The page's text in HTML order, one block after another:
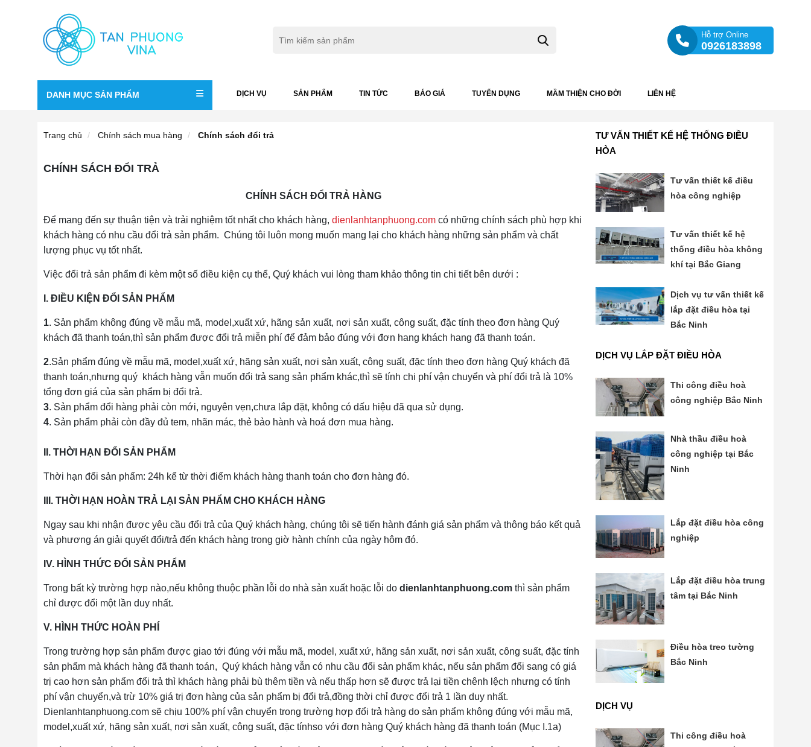
Hỗ trợ Online
0926183898
DANH MỤC SẢN PHẨM DỊCH VỤ SẢN PHẨM TIN TỨC BÁO GIÁ TUYỂN DỤNG MẦM THIỆN CHO ĐỜI LIÊN HỆ
Trang chủ Chính sách mua hàng Chính sách đổi trả
CHÍNH SÁCH ĐỔI TRẢ
CHÍNH SÁCH ĐỔI TRẢ HÀNG
Để mang đến sự thuận tiện và trải nghiệm tốt nhất cho khách hàng, dienlanhtanphuong.com có những chính sách phù hợp khi
khách hàng có nhu cầu đổi trả sản phẩm. Chúng tôi luôn mong muốn mang lại cho khách hàng những sản phẩm và chất
lượng phục vụ tốt nhất.
Việc đổi trả sản phẩm đi kèm một số điều kiện cụ thể, Quý khách vui lòng tham khảo thông tin chi tiết bên dưới :
I. ĐIỀU KIỆN ĐỔI SẢN PHẨM
1. Sản phẩm không đúng về mẫu mã, model,xuất xứ, hãng sản xuất, nơi sản xuất, công suất, đặc tính theo đơn hàng Quý
khách đã thanh toán,thì sản phẩm được đổi trả miễn phí để đảm bảo đúng với đơn hang khách hang đã thanh toán.
2.Sản phẩm đúng về mẫu mã, model,xuất xứ, hãng sản xuất, nơi sản xuất, công suất, đặc tính theo đơn hàng Quý khách đã
thanh toán,nhưng quý khách hàng vẫn muốn đổi trả sang sản phẩm khác,thì sẽ tính chi phí vận chuyển và phí đổi trả là 10%
tổng đơn giá của sản phẩm bị đổi trả.
3. Sản phẩm đổi hàng phải còn mới, nguyên vẹn,chưa lắp đặt, không có dấu hiệu đã qua sử dụng.
4. Sản phẩm phải còn đầy đủ tem, nhãn mác, thẻ bảo hành và hoá đơn mua hàng.
II. THỜI HẠN ĐỔI SẢN PHẨM
Thời hạn đổi sản phẩm: 24h kể từ thời điểm khách hàng thanh toán cho đơn hàng đó.
III. THỜI HẠN HOÀN TRẢ LẠI SẢN PHẨM CHO KHÁCH HÀNG
Ngay sau khi nhận được yêu cầu đổi trả của Quý khách hàng, chúng tôi sẽ tiến hành đánh giá sản phẩm và thông báo kết quả
và phương án giải quyết đổi/trả đến khách hàng trong giờ hành chính của ngày hôm đó.
IV. HÌNH THỨC ĐỔI SẢN PHẨM
Trong bất kỳ trường hợp nào,nếu không thuộc phần lỗi do nhà sản xuất hoặc lỗi do dienlanhtanphuong.com thì sản phẩm
chỉ được đổi một lần duy nhất.
V. HÌNH THỨC HOÀN PHÍ
Trong trường hợp sản phẩm được giao tới đúng với mẫu mã, model, xuất xứ, hãng sản xuất, nơi sản xuất, công suất, đặc tính
sản phẩm mà khách hàng đã thanh toán, Quý khách hàng vẫn có nhu cầu đổi sản phẩm khác, nếu sản phẩm đổi sang có giá
trị cao hơn sản phẩm đổi trả thì khách hàng phải bù thêm tiền và nếu thấp hơn sẽ được trả lại tiền chênh lệch nhưng có tính
phí vận chuyển,và trừ 10% giá trị đơn hàng của sản phẩm bị đổi trả,đồng thời chỉ được đổi trả 1 lần duy nhất.
Dienlanhtanphuong.com sẽ chịu 100% phí vận chuyển trong trường hợp đổi trả hàng do sản phẩm không đúng với mẫu mã,
model,xuất xứ, hãng sản xuất, nơi sản xuất, công suất, đặc tínhso với đơn hàng Quý khách hàng đã thanh toán (Mục I.1a)
TƯ VẤN THIẾT KẾ HỆ THỐNG ĐIỀU
HÒA
Tư vấn thiết kế điều
hòa công nghiệp
Tư vấn thiết kế hệ
thống điều hòa không
khí tại Bắc Giang
Dịch vụ tư vấn thiết kế
lắp đặt điều hòa tại
Bắc Ninh
DỊCH VỤ LẮP ĐẶT ĐIỀU HÒA
Thi công điều hoà
công nghiệp Bắc Ninh
Nhà thầu điều hoà
công nghiệp tại Bắc
Ninh
Lắp đặt điều hòa công
nghiệp
Lắp đặt điều hòa trung
tâm tại Bắc Ninh
Điều hòa treo tường
Bắc Ninh
DỊCH VỤ
Thi công điều hoà